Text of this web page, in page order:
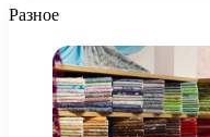
Разное